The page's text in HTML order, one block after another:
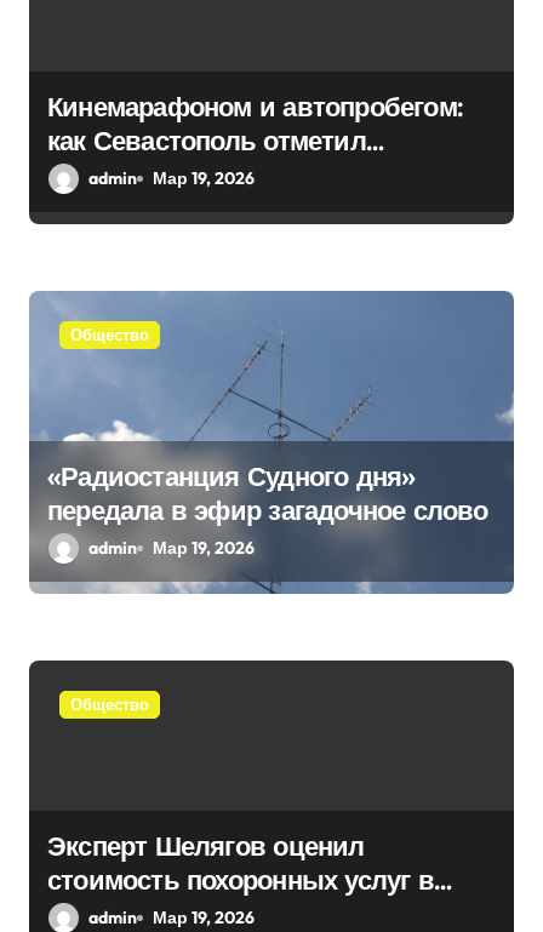
п
и
я
Кинемарафоном и автопробегом:
как Севастополь отметил
воссоединение с Россией
admin Мар 19, 2026
Общество
«Радиостанция Судного дня»
передала в эфир загадочное слово
admin Мар 19, 2026
Общество
Эксперт Шелягов оценил
стоимость похоронных услуг в
России
admin Мар 19, 2026